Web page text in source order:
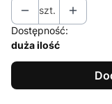
szt.
Dostępność:
duża ilość